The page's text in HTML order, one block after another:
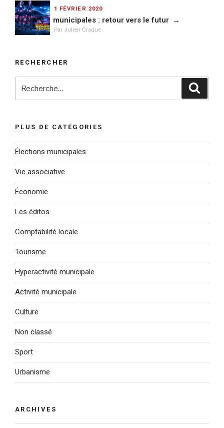
PUBLIÉ
1 FÉVRIER 2020
municipales : retour vers le futur
Par Julien Craque
RECHERCHER
PLUS DE CATÉGORIES
Élections municipales
Vie associative
Économie
Les éditos
Comptabilité locale
Tourisme
Hyperactivité municipale
Activité municipale
Culture
Non classé
Sport
Urbanisme
ARCHIVES